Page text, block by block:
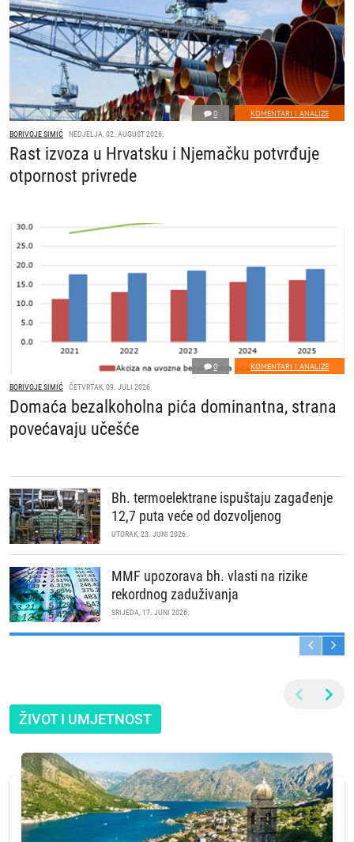
0 KOMENTARI I ANALIZE
BORIVOJE SIMIĆ NEDJELJA, 02. AUGUST 2026.
Rast izvoza u Hrvatsku i Njemačku potvrđuje
otpornost privrede
0 KOMENTARI I ANALIZE
BORIVOJE SIMIĆ ČETVRTAK, 09. JULI 2026.
Domaća bezalkoholna pića dominantna, strana
povećavaju učešće
Bh. termoelektrane ispuštaju zagađenje
12,7 puta veće od dozvoljenog
UTORAK, 23. JUNI 2026.
MMF upozorava bh. vlasti na rizike
rekordnog zaduživanja
SRIJEDA, 17. JUNI 2026.
ŽIVOT I UMJETNOST